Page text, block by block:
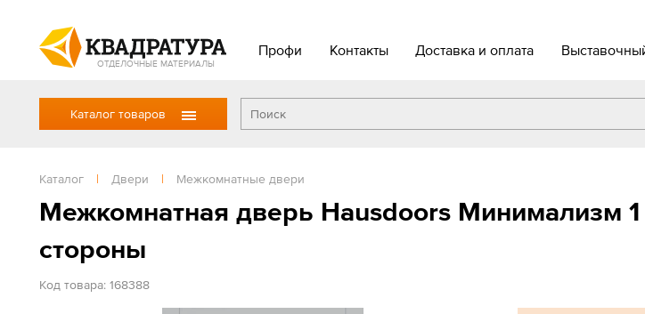
ОТДЕЛОЧНЫЕ МАТЕРИАЛЫ
Профи Контакты Доставка и оплата
Каталог товаров
Каталог | Двери | Межкомнатные двери
Межкомнатная дверь Hausdoors Минимализм
стороны
Код товара: 168388